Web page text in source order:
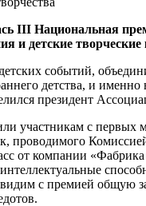
III Национальная
и детские
событий,
детства, и
президент
участникам с
компании «Фабрика
с премией